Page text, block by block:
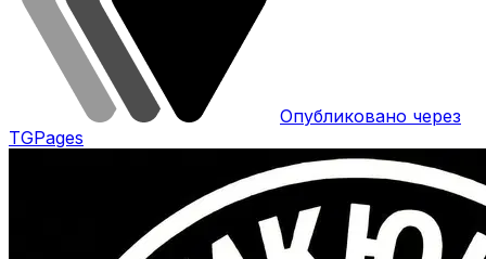
Опубликовано через
TGPages